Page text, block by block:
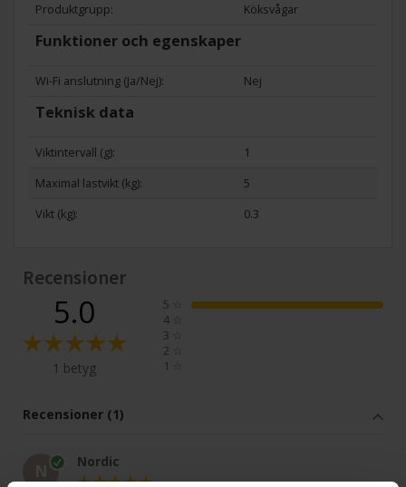
Produktgrupp:
Köksvågar
Funktioner och egenskaper
Wi-Fi anslutning (Ja/Nej): Nej
Teknisk data
Viktintervall (g):
1
Maximal lastvikt (kg):
5
Vikt (kg):
0.3
Recensioner
5.0
1 betyg
5
4
3
2
1
Recensioner (1)
N Nordic